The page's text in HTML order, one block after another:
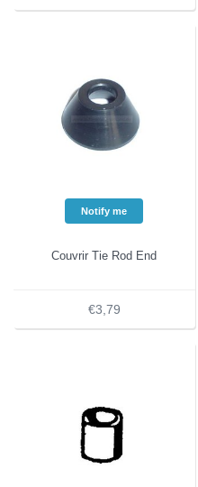
Notify me
Couvrir Tie Rod End
€3,79